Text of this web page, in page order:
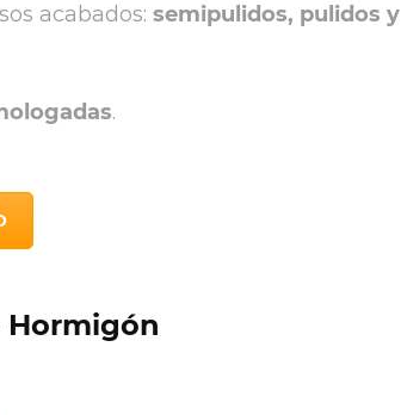
acabados: semipulidos, pulidos y
.
Hormigón